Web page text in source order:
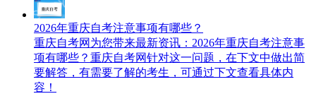
2026年重庆自考注意事项有哪些？
重庆自考网为您带来最新资讯：2026年重庆自考注意事
项有哪些？重庆自考网针对这一问题，在下文中做出简
要解答，有需要了解的考生，可通过下文查看具体内
容！